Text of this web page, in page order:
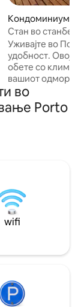
4,91 од 5,
Кондоминиум во
ру
Стан во
450 m од
Уживајте во
удобност. Овој
обете со клима-
вашиот одмор.
паметен
опремената
автономијата
спокојството.
обезбедете си
рајот на Бахија!
во
Porto
wifi